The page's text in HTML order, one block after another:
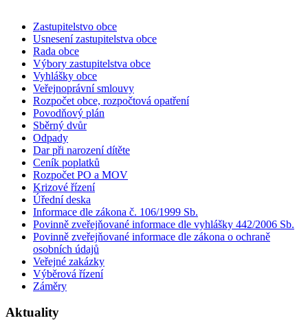
Zastupitelstvo obce
Usnesení zastupitelstva obce
Rada obce
Výbory zastupitelstva obce
Vyhlášky obce
Veřejnoprávní smlouvy
Rozpočet obce, rozpočtová opatření
Povodňový plán
Sběrný dvůr
Odpady
Dar při narození dítěte
Ceník poplatků
Rozpočet PO a MOV
Krizové řízení
Úřední deska
Informace dle zákona č. 106/1999 Sb.
Povinně zveřejňované informace dle vyhlášky 442/2006 Sb.
Povinně zveřejňované informace dle zákona o ochraně
osobních údajů
Veřejné zakázky
Výběrová řízení
Záměry
Aktuality